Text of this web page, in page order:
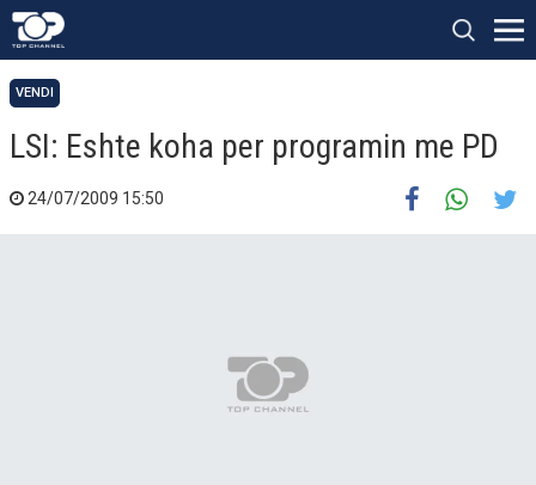
VENDI
LSI: Eshte koha per programin me PD
24/07/2009 15:50